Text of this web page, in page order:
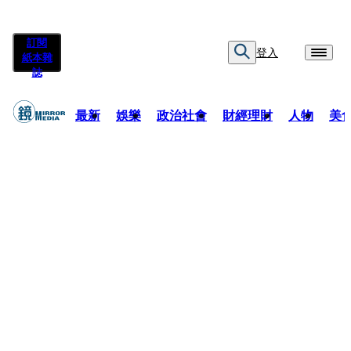
訂閱
紙本雜
誌
登入
最新 娛樂 政治社會 財經理財 人物 美